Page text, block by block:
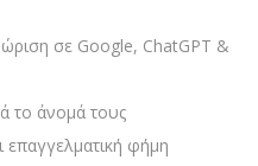
σε Google, ChatGPT &
το άνομά τους
επαγγελματική φήμη